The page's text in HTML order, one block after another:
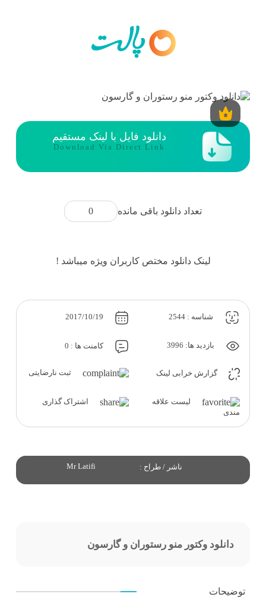
دانلود فایل با لینک مستقیم
Download Via Direct Link
تعداد دانلود باقی مانده 0
لینک دانلود مختص کاربران ویژه میباشد !
شناسه : 2544
بازدید ها: 3996 کامنت ها : 0
گزارش خرابی لینک ثبت نارضایتی
لیست علاقه
مندی
اشتراک گذاری
ناشر / طراح : Mr Latifi
دانلود وکتور منو رستوران و گارسون
توضیحات